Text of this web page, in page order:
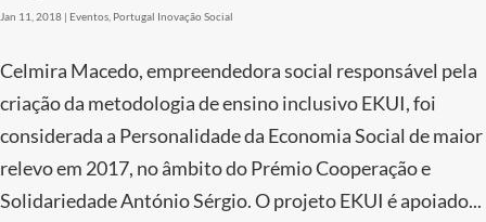
Jan 11, 2018 | Eventos Portugal Inovação Social
Celmira Macedo, empreendedora social responsável pela
criação da metodologia de ensino inclusivo EKUI, foi
considerada a Personalidade da Economia Social de maior
relevo em 2017, no âmbito do Prémio Cooperação e
Solidariedade António Sérgio. O projeto EKUI é apoiado...